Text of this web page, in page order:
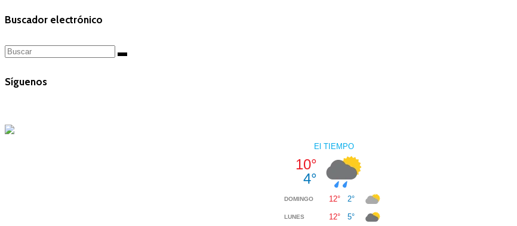
Buscador electrónico
Síguenos